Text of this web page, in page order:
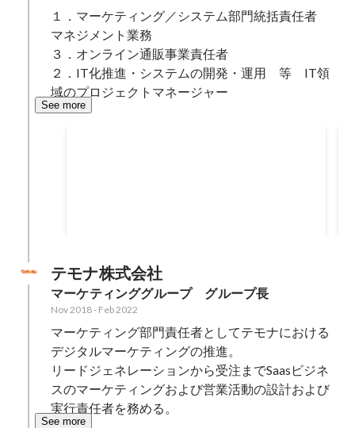
１．マーケティング／システム部門統括責任者
マネジメント業務
３．オンライン通販事業責任者
２．IT化推進・システムの開発・運用　等　IT領
域のプロジェクトマネージャー
See more
テモナ株式会社
マーケティンググループ　グループ長
Nov 2018- Feb 2022
マーケティング部門責任者としてテモナにおける
デジタルマーケティングの推進。
リードジェネレーションから受注までSaasビジネ
スのマーケティングおよび営業活動の設計および
実行責任者を務める。
See more